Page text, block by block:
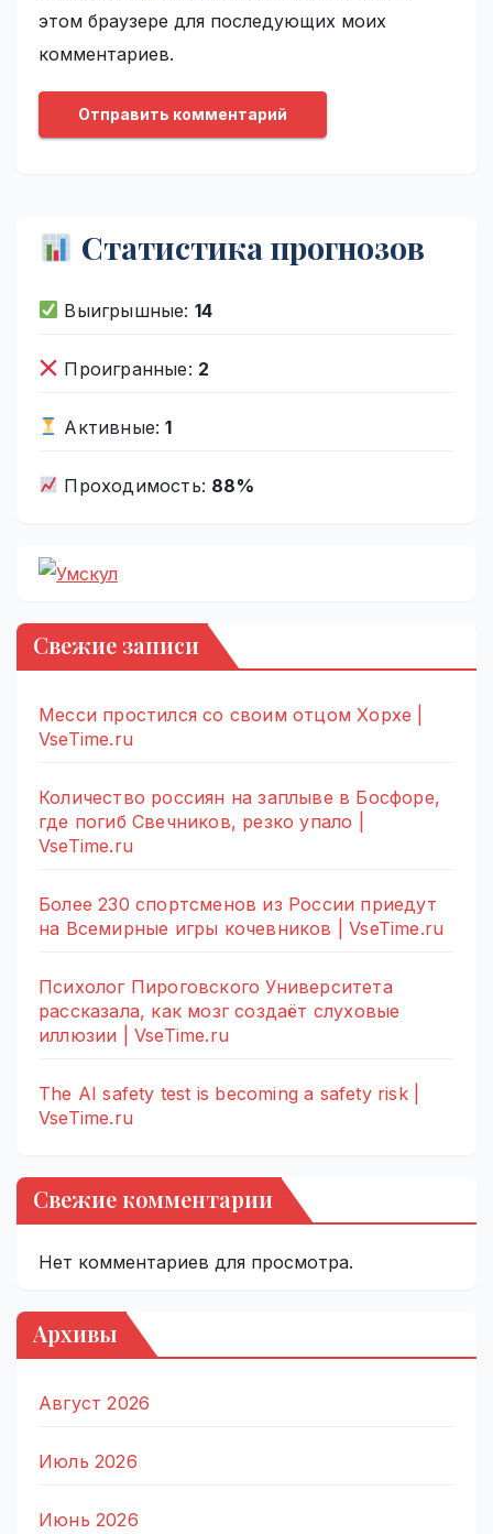
этом браузере для последующих моих
комментариев.
Статистика прогнозов
Выигрышные: 14
Проигранные: 2
Активные:1
Проходимость: 88%
Свежие записи
Месси простился со своим отцом Хорхе |
VseTime.ru
Количество россиян на заплыве в Босфоре,
где погиб Свечников, резко упало |
VseTime.ru
Более 230 спортсменов из России приедут
на Всемирные игры кочевников | VseTime.ru
Психолог Пироговского Университета
рассказала, как мозг создаёт слуховые
иллюзии | VseTime.ru
The AI safety test is becoming a safety risk |
VseTime.ru
Свежие комментарии
Нет комментариев для просмотра.
Архивы
Август 2026
Июль 2026
Июнь 2026